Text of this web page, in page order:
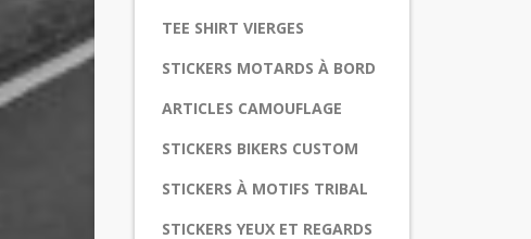
TEE SHIRT VIERGES
STICKERS MOTARDS À BORD
ARTICLES CAMOUFLAGE
STICKERS BIKERS CUSTOM
STICKERS À MOTIFS TRIBAL
STICKERS YEUX ET REGARDS